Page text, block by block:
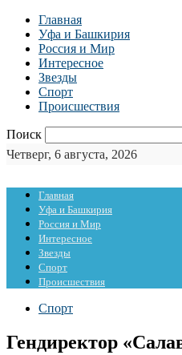
Главная
Уфа и Башкирия
Россия и Мир
Интересное
Звезды
Спорт
Происшествия
Поиск
Четверг, 6 августа, 2026
Главная
Уфа и Башкирия
Россия и Мир
Интересное
Звезды
Спорт
Происшествия
Спорт
Гендиректор